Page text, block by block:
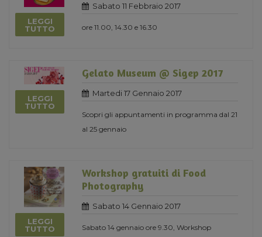
LEGGI
TUTTO
Sabato 11 Febbraio 2017
ore 11.00, 14.30 e 16.30
LEGGI
TUTTO
Gelato Museum @ Sigep 2017
Martedi 17 Gennaio 2017
Scopri gli appuntamenti in programma dal 21
al 25 gennaio
LEGGI
TUTTO
Workshop gratuiti di Food
Photography
Sabato 14 Gennaio 2017
Sabato 14 gennaio ore 9.30, Workshop